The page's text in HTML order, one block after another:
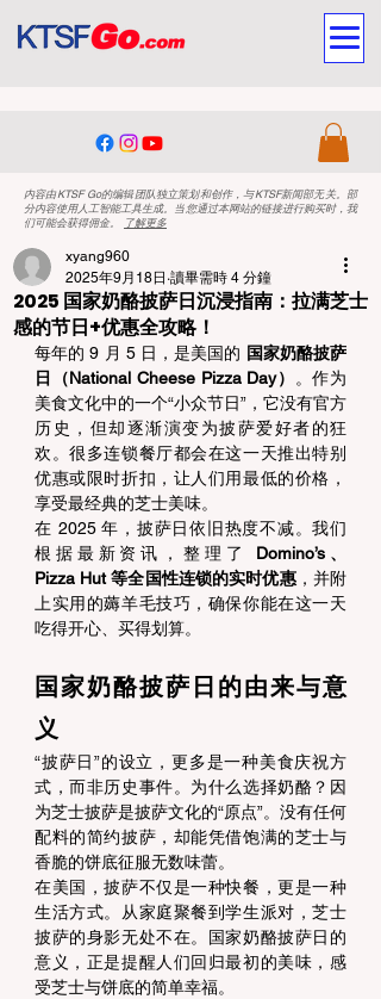
内容由KTSF Go的编辑团队独立策划和创作，与KTSF新闻部无关。部
分内容使用人工智能工具生成。当您通过本网站的链接进行购买时，我
们可能会获得佣金。
了解更多
2025 国家奶酪披萨日沉浸指南：拉满芝士
感的节日+优惠全攻略！
xyang960
2025年9月18日 讀畢需時 4 分鐘
每年的 9 月 5 日，是美国的 国家奶酪披萨
日（National Cheese Pizza Day）
。作为
美食文化中的一个“小众节日”，它没有官方
历史，但却逐渐演变为披萨爱好者的狂
欢。很多连锁餐厅都会在这一天推出特别
优惠或限时折扣，让人们用最低的价格，
享受最经典的芝士美味。
在 2025 年，披萨日依旧热度不减。我们
根据最新资讯，整理了 Domino’s、
Pizza Hut 等全国性连锁的实时优惠，并附
上实用的薅羊毛技巧，确保你能在这一天
吃得开心、买得划算。
国家奶酪披萨日的由来与意
义
“披萨日”的设立，更多是一种美食庆祝方
式，而非历史事件。为什么选择奶酪？因
为芝士披萨是披萨文化的“原点”。没有任何
配料的简约披萨，却能凭借饱满的芝士与
香脆的饼底征服无数味蕾。
在美国，披萨不仅是一种快餐，更是一种
生活方式。从家庭聚餐到学生派对，芝士
披萨的身影无处不在。国家奶酪披萨日的
意义，正是提醒人们回归最初的美味，感
受芝士与饼底的简单幸福。